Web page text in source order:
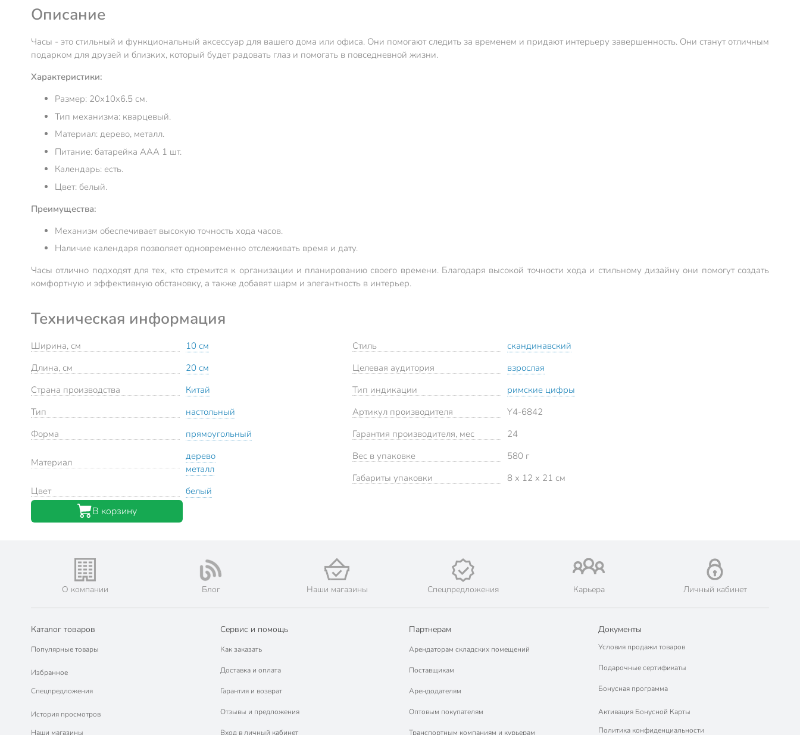
Описание
Часы - это стильный и функциональный аксессуар для вашего дома или офиса. Они помогают следить за временем и придают интерьеру завершенность. Они станут отличным
подарком для друзей и близких, который будет радовать глаз и помогать в повседневной жизни.
Характеристики:
Размер: 20х10х6.5 см.
Тип механизма: кварцевый.
Материал: дерево, металл.
Питание: батарейка ААА 1 шт.
Календарь: есть.
Цвет: белый.
Преимущества:
Механизм обеспечивает высокую точность хода часов.
Наличие календаря позволяет одновременно отслеживать время и дату.
Часы отлично подходят для тех, кто стремится к организации и планированию своего времени. Благодаря высокой точности хода и стильному дизайну они помогут создать
комфортную и эффективную обстановку, а также добавят шарм и элегантность в интерьер.
Техническая информация
Ширина, см
10 см
Длина, см
20 см
Страна производства
Китай
Тип
настольный
Форма
прямоугольный
Материал
дерево
металл
Цвет
белый
Стиль
скандинавский
Целевая аудитория
взрослая
Тип индикации
римские цифры
Артикул производителя
Y4-6842
Гарантия производителя, мес
24
Вес в упаковке
580 г
Габариты упаковки
8 x 12 x 21 см
В корзину
О компании Блог Наши магазины Спецпредложения Карьера Личный кабинет
Каталог товаров
Популярные товары
Избранное
Спецпредложения
История просмотров
Наши магазины
Сервис и помощь
Как заказать
Доставка и оплата
Гарантия и возврат
Отзывы и предложения
Вход в личный кабинет
Партнерам
Арендаторам складских помещений
Поставщикам
Арендодателям
Оптовым покупателям
Транспортным компаниям и курьерам
Документы
Условия продажи товаров
Подарочные сертификаты
Бонусная программа
Активация Бонусной Карты
Политика конфиденциальности